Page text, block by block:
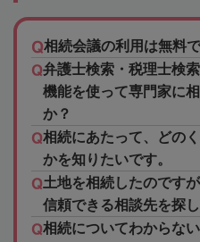
相続会議の利用は無料
弁護士検索・税理士検
機能を使って専門家に
か？
相続にあたって、どの
かを知りたいです。
土地を相続したのです
信頼できる相談先を探し
相続についてわからな